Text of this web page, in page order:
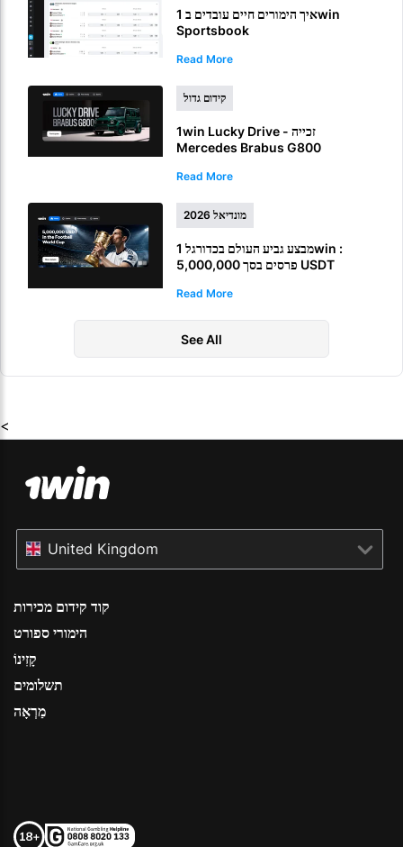
איך הימורים חיים עובדים ב 1win
Sportsbook
Read More
קידום גדול
1win Lucky Drive - זכייה
Mercedes Brabus G800
Read More
מונדיאל 2026
מבצע גביע העולם בכדורגל 1win :
פרסים בסך 5,000,000 USDT
Read More
See All
<
קוד קידום מכירות
הימורי ספורט
קָזִינוֹ
תשלומים
מַרְאָה
United Kingdom